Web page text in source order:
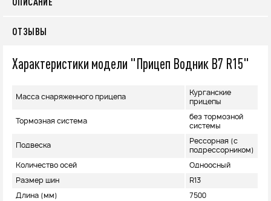
ОТЗЫВЫ
Характеристики модели "Прицеп Водник В7 R15"
Масса снаряженного прицепа
Курганские
прицепы
Тормозная система
без тормозной
системы
Подвеска
Рессорная (с
подрессорником)
Количество осей Одноосный
Размер шин R13
Длина (мм) 7500